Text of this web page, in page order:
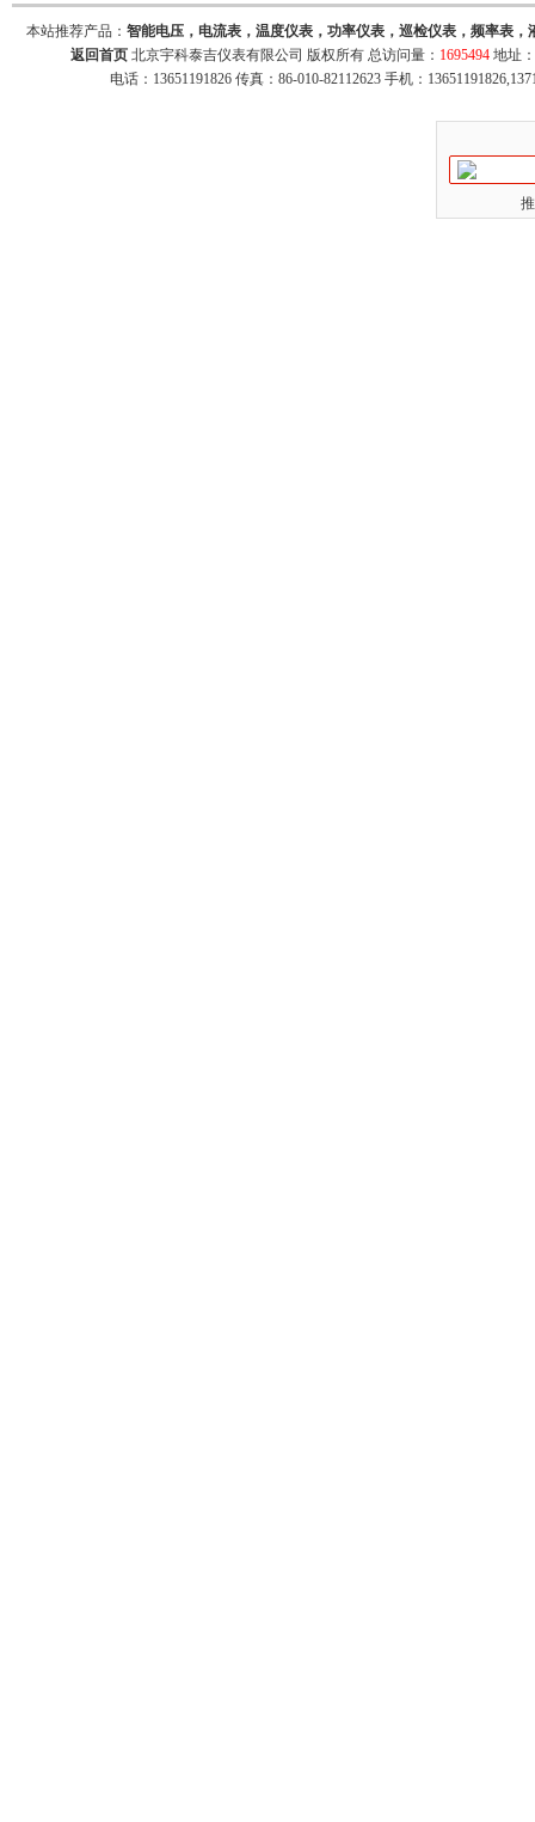
本站推荐产品： 智能电压，电流表，温度仪表，功率仪表，巡检仪表，频率表
返回首页 北京宇科泰吉仪表有限公司 版权所有 总访问量： 1695494 地址
电话：13651191826 传真：86-010-82112623 手机：